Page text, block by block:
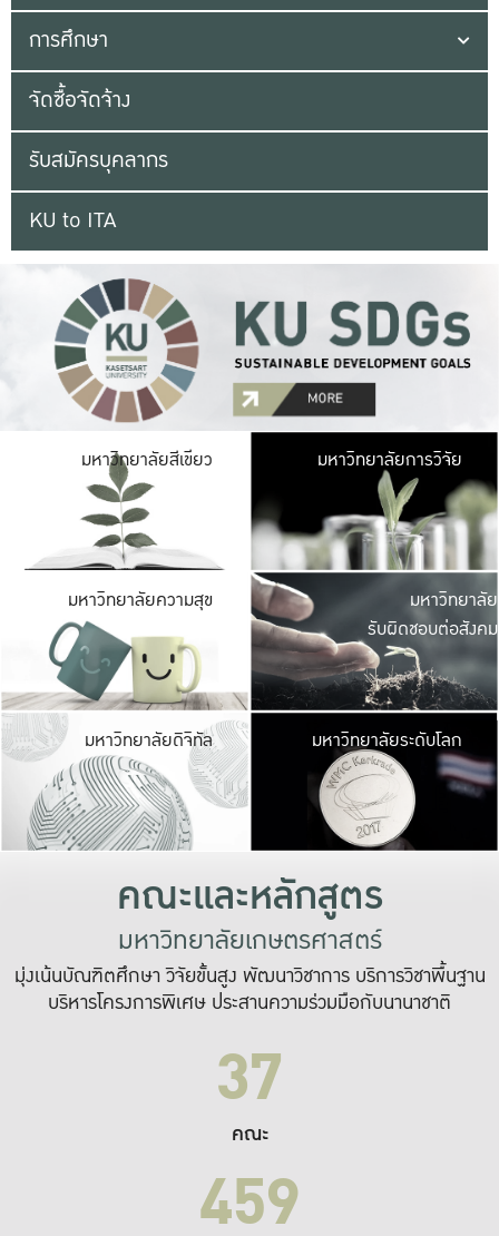
การศึกษา
จัดซื้อจัดจ้าง
รับสมัครบุคลากร
KU to ITA
มหาวิทยาลัยสีเขียว มหาวิ
มีพื้นที่เขียวสดใส
เป็นป่าในเมือง เกษต
มหาวิทยาลัยการวิจัย
มหาวิทยาลัยความสุข มหาวิ
ค
เปิดประ
และพบเรื่องราวใ
มหาวิทยาลัย
รับผิดชอบต่อสังคม
มหาวิทยาลัยดิจิทัล มหาวิ
เปลี่ยนแปลง แล
เพื่อทำง
ระบบสารสนเทศ
มหาวิทยาลัยระดับโลก
คณะและหลักสูตร
มหาวิทยาลัยเกษตรศาสตร์
มุ่งเน้นบัณฑิตศึกษา วิจัยขั้นสูง พัฒนาวิชาการ บริการวิชาพื้นฐาน
บริหารโครงการพิเศษ ประสานความร่วมมือกับนานาชาติ
37
คณะ
459